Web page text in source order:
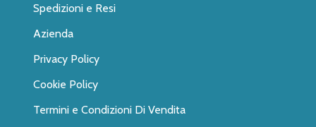
Spedizioni e Resi
Azienda
Privacy Policy
Cookie Policy
Termini e Condizioni Di Vendita